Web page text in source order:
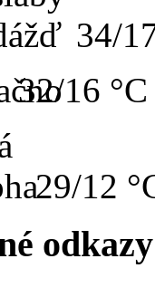
34/
32/16 °C
29/12
odkazy